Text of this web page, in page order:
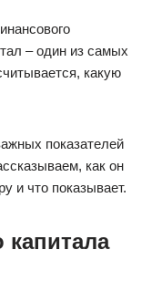
– один из самых
какую
показателей
как он
и что показывает.
капитала